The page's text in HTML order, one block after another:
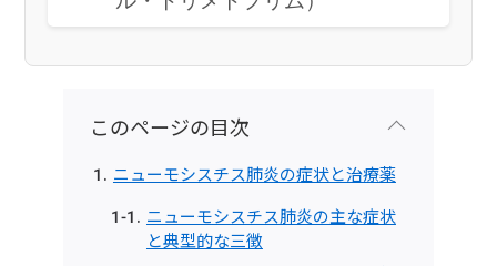
このページの目次
ニューモシスチス肺炎の症状と治療薬
ニューモシスチス肺炎の主な症状
と典型的な三徴